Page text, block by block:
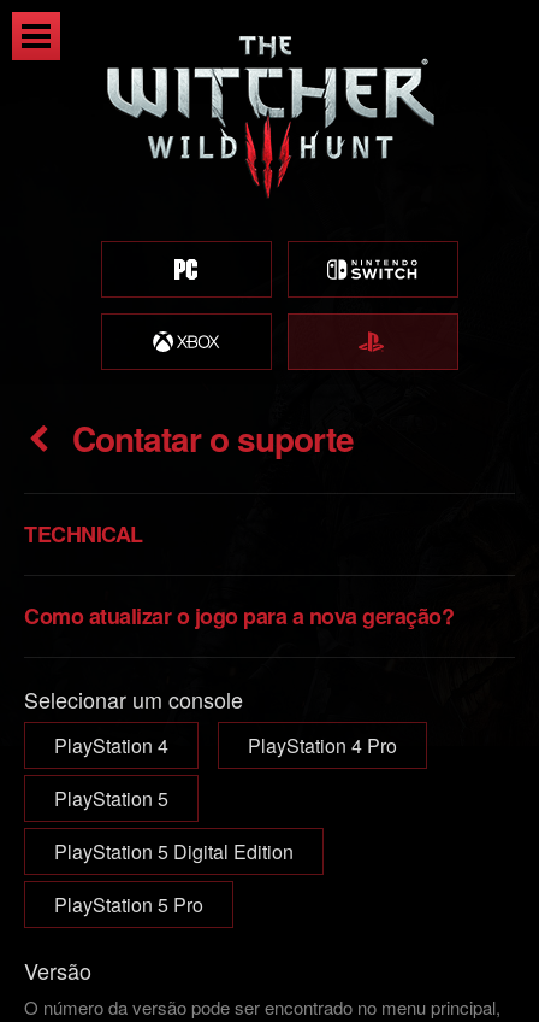
Contatar o suporte
TECHNICAL
Como atualizar o jogo para a nova geração?
Selecionar um console
PlayStation 4
PlayStation 4 Pro
PlayStation 5
PlayStation 5 Digital Edition
PlayStation 5 Pro
Versão
O número da versão pode ser encontrado no menu principal,